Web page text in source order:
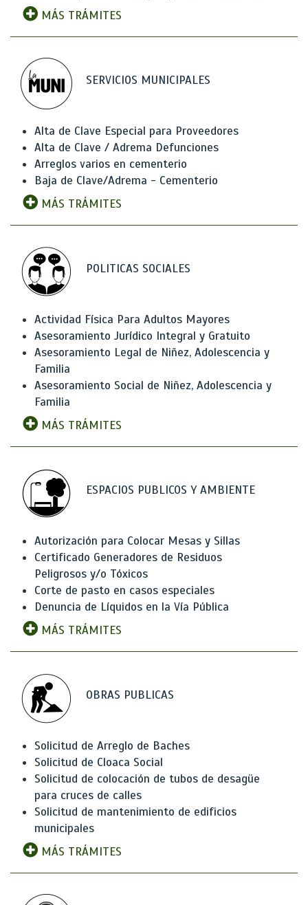
MÁS TRÁMITES
SERVICIOS MUNICIPALES
Alta de Clave Especial para Proveedores
Alta de Clave / Adrema Defunciones
Arreglos varios en cementerio
Baja de Clave/Adrema - Cementerio
MÁS TRÁMITES
POLITICAS SOCIALES
Actividad Física Para Adultos Mayores
Asesoramiento Jurídico Integral y Gratuito
Asesoramiento Legal de Niñez, Adolescencia y
Familia
Asesoramiento Social de Niñez, Adolescencia y
Familia
MÁS TRÁMITES
ESPACIOS PUBLICOS Y AMBIENTE
Autorización para Colocar Mesas y Sillas
Certificado Generadores de Residuos
Peligrosos y/o Tóxicos
Corte de pasto en casos especiales
Denuncia de Líquidos en la Vía Pública
MÁS TRÁMITES
OBRAS PUBLICAS
Solicitud de Arreglo de Baches
Solicitud de Cloaca Social
Solicitud de colocación de tubos de desagüe
para cruces de calles
Solicitud de mantenimiento de edificios
municipales
MÁS TRÁMITES